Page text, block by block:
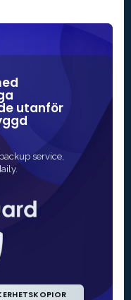
utanför
service,
Det
SSL-